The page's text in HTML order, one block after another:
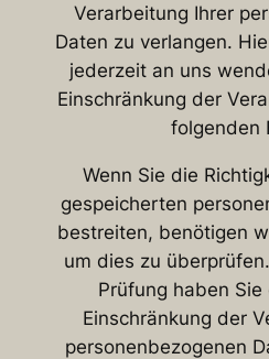
Verarbeitung Ihrer
Daten zu verlangen.
jederzeit an uns
Einschränkung der
folgenden
Wenn Sie die
gespeicherten
bestreiten, benötigen
um dies zu
Prüfung haben
Einschränkung der
personenbezogenen